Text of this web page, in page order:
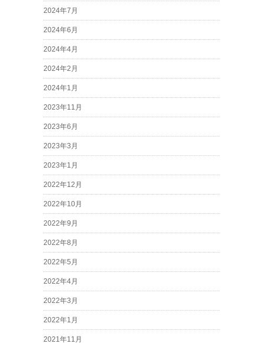
2024年7月
2024年6月
2024年4月
2024年2月
2024年1月
2023年11月
2023年6月
2023年3月
2023年1月
2022年12月
2022年10月
2022年9月
2022年8月
2022年5月
2022年4月
2022年3月
2022年1月
2021年11月